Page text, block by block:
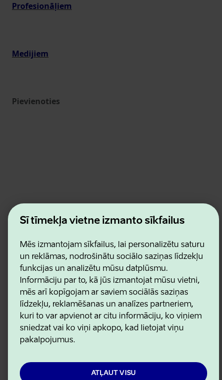
Šī tīmekļa vietne izmanto sīkfailus
Mēs izmantojam sīkfailus, lai personalizētu saturu
un reklāmas, nodrošinātu sociālo saziņas līdzekļu
funkcijas un analizētu mūsu datplūsmu.
Informāciju par to, kā jūs izmantojat mūsu vietni,
mēs arī kopīgojam ar saviem sociālās saziņas
līdzekļu, reklamēšanas un analīzes partneriem,
kuri to var apvienot ar citu informāciju, ko viņiem
sniedzat vai ko viņi apkopo, kad lietojat viņu
pakalpojumus.
ATĻAUT VISU
Profesionāļiem
Medijiem
Pievienoties
Estonian Business and Innovation Agency
Kontakti
Lietošanas noteikumi
Sīkdatņu un konfidencialitātes politika